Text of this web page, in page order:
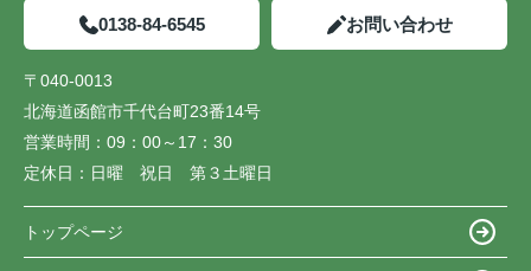
0138-84-6545 お問い合わせ
〒040-0013
北海道函館市千代台町23番14号
営業時間： 09：00～17：30
定休日： 日曜 祝日 第３土曜日
トップページ